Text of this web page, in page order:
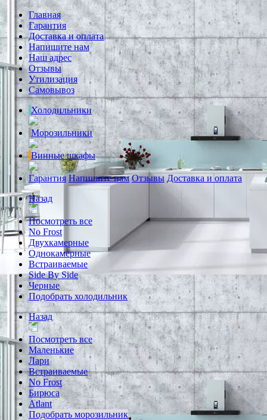
Главная
Гарантия
Доставка и оплата
Напишите нам
Наш адрес
Отзывы
Утилизация
Самовывоз
Холодильники
Морозильники
Винные шкафы
Гарантия Напишите нам Отзывы Доставка и оплата
Назад
Посмотреть все
No Frost
Двухкамерные
Однокамерные
Встраиваемые
Side By Side
Черные
Подобрать холодильник
Назад
Посмотреть все
Маленькие
Лари
Встраиваемые
No Frost
Бирюса
Atlant
Подобрать морозильник